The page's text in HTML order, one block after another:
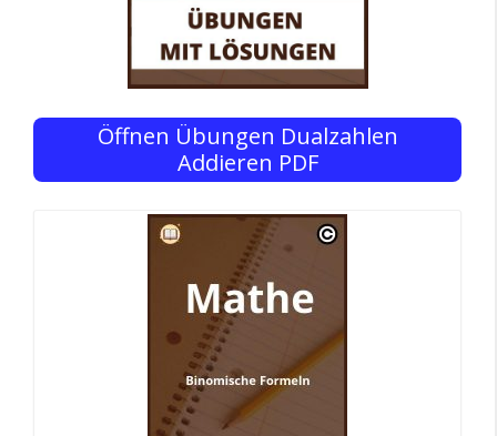
Öffnen Übungen Dualzahlen
Addieren PDF